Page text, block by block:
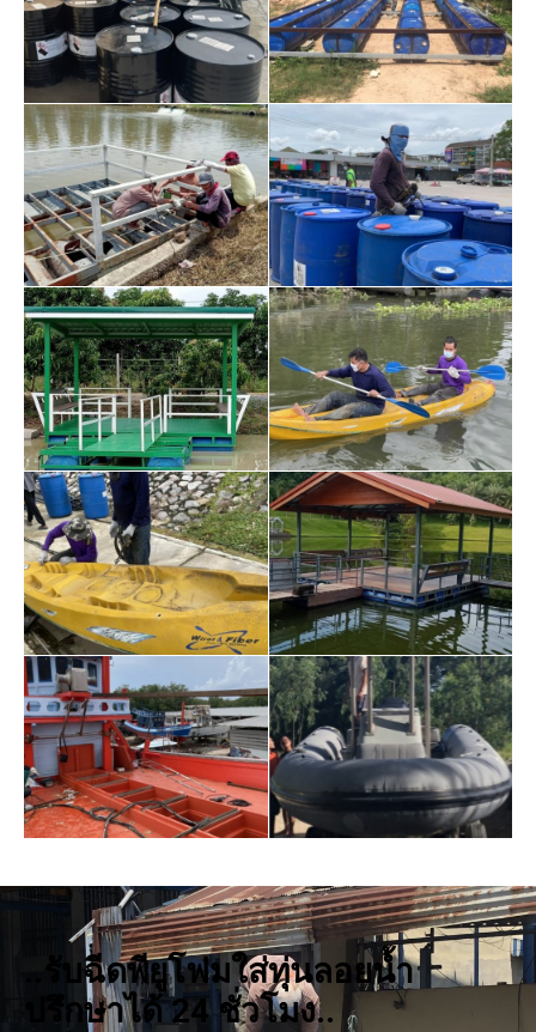
..รับฉีดพียูโฟมใส่ทุ่นลอยน้ำ
ปรึกษาได้ 24 ชั่วโมง..